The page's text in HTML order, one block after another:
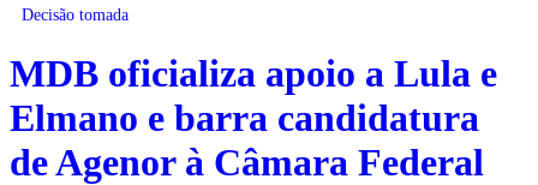
Decisão tomada
MDB oficializa apoio a Lula e
Elmano e barra candidatura
de Agenor à Câmara Federal